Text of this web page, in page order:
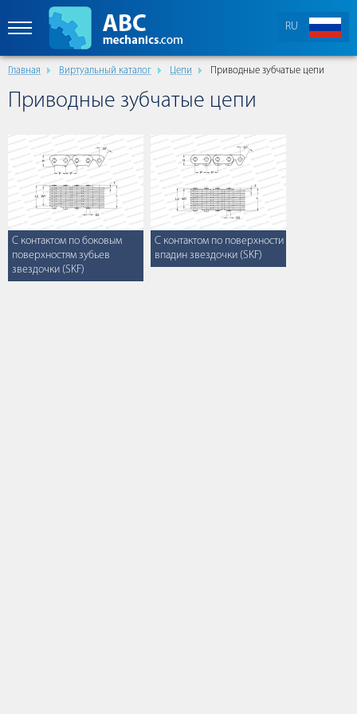
RU
Главная Виртуальный каталог Цепи Приводные зубчатые цепи
Приводные зубчатые цепи
С контактом по боковым
поверхностям зубьев
звездочки (SKF)
С контактом по поверхности
впадин звездочки (SKF)